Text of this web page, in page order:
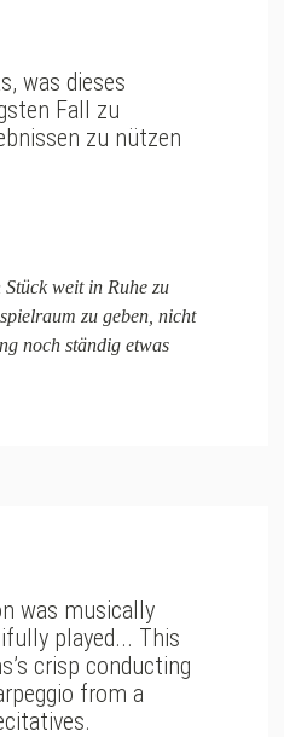
was dieses
Fall zu
zu nützen
weit in Ruhe zu
zu geben, nicht
noch ständig etwas
was musically
played... This
crisp conducting
from a